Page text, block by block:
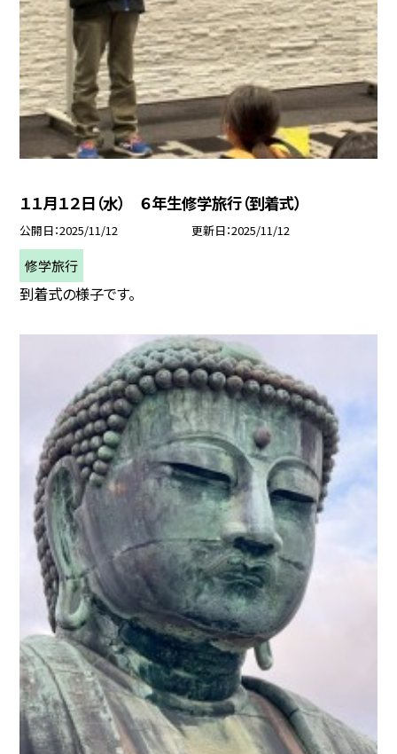
１１月１２日（水） ６年生修学旅行（到着式）
公開日 2025/11/12 更新日 2025/11/12
修学旅行
到着式の様子です。